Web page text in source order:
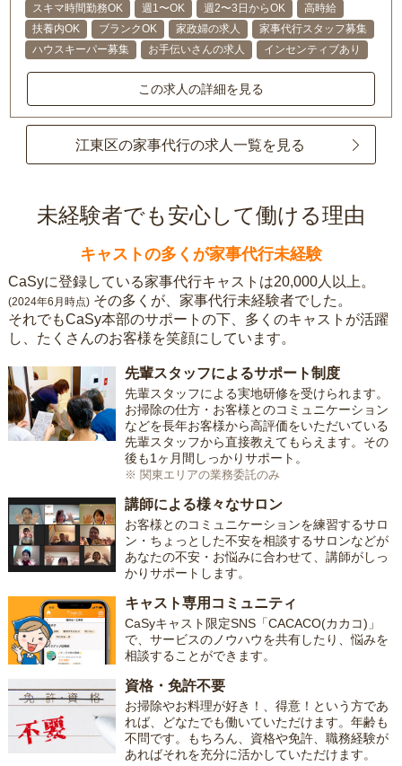
スキマ時間勤務OK 週1〜OK 週2〜3日からOK
高時給
扶養内OK
ブランクOK 家政婦の求人
家事代行スタッフ募集
ハウスキーパー募集
お手伝いさんの求人 インセンティブあり
この求人の詳細を見る
江東区の家事代行の求人一覧を見る
未経験者でも安心して働ける理由
キャストの多くが家事代行未経験
CaSyに登録している家事代行キャストは20,000人以上。
(2024年6月時点) その多くが、家事代行未経験者でした。
それでもCaSy本部のサポートの下、多くのキャストが活躍
し、たくさんのお客様を笑顔にしています。
先輩スタッフによるサポート制度
先輩スタッフによる実地研修を受けられます。
お掃除の仕方・お客様とのコミュニケーション
などを長年お客様から高評価をいただいている
先輩スタッフから直接教えてもらえます。その
後も1ヶ月間しっかりサポート。
※ 関東エリアの業務委託のみ
講師による様々なサロン
お客様とのコミュニケーションを練習するサロ
ン・ちょっとした不安を相談するサロンなどが
あなたの不安・お悩みに合わせて、講師がしっ
かりサポートします。
キャスト専用コミュニティ
CaSyキャスト限定SNS「CACACO(カカコ)」
で、サービスのノウハウを共有したり、悩みを
相談することができます。
資格・免許不要
お掃除やお料理が好き！、得意！という方であ
れば、どなたでも働いていただけます。年齢も
不問です。もちろん、資格や免許、職務経験が
あればそれを充分に活かしていただけます。